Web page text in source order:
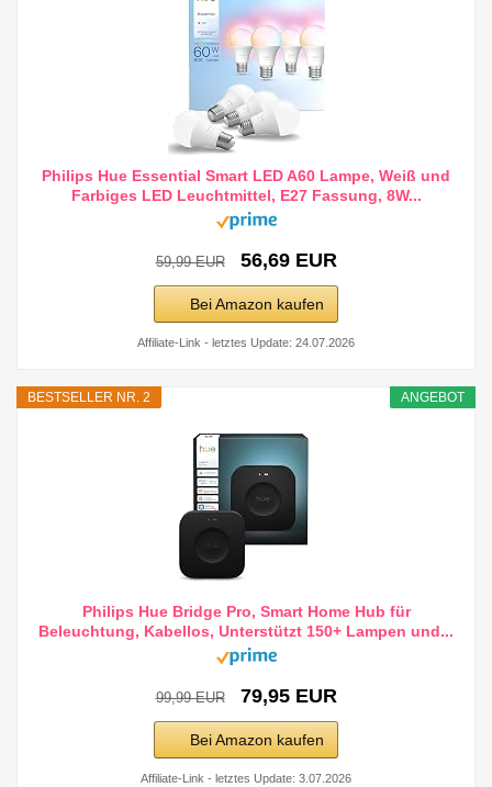
Philips Hue Essential Smart LED A60 Lampe, Weiß und
Farbiges LED Leuchtmittel, E27 Fassung, 8W...
59,99 EUR 56,69 EUR
Bei Amazon kaufen
Affiliate-Link - letztes Update: 24.07.2026
ANGEBOT
BESTSELLER NR. 2
Philips Hue Bridge Pro, Smart Home Hub für
Beleuchtung, Kabellos, Unterstützt 150+ Lampen und...
99,99 EUR 79,95 EUR
Bei Amazon kaufen
Affiliate-Link - letztes Update: 3.07.2026